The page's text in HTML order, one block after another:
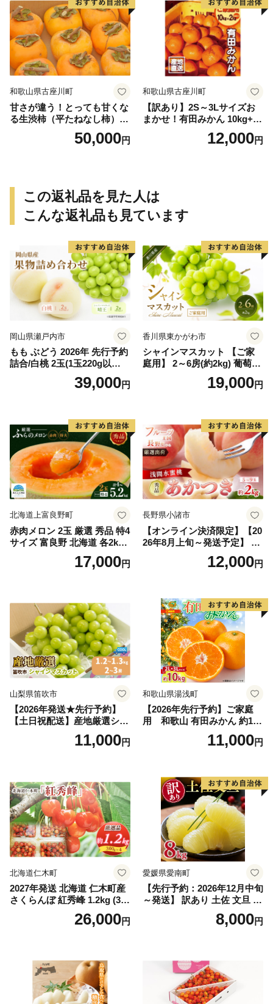
和歌山県古座川町
甘さが違う！とっても甘くな
る生渋柿（平たねなし柿）吊
ップ付約14.5～15kg 約60～
50,000円
和歌山県古座川町
【訳あり】2S～3Lサイズお
まかせ！有田みかん 10kg+2k
g保証分 11月から12月下旬ま
でに順次発送致します。 / 訳
12,000円
この返礼品を見た人は
こんな返礼品も見ています
岡山県瀬戸内市
もも ぶどう 2026年 先行予約
詰合/白桃 2玉(1玉220g以
上)・シャインマスカット 晴
39,000円
香川県東かがわ市
シャインマスカット 【ご家
庭用】 2～6房(約2kg) 葡萄 ぶ
どう ブドウ フルーツ 果物 く
だもの 果実 旬の果物 旬のフ
19,000円
北海道上富良野町
赤肉メロン 2玉 厳選 秀品 特4
サイズ 富良野 北海道 各2kg
～2.6kg 2玉 セット ファーム
富良野 メロン めろん 果物 く
17,000円
長野県小諸市
【オンライン決済限定】【20
26年8月上旬～発送予定】 先
行予約 「浅間水蜜桃プレミ
アム」 もも あかつき 秀品 約
果肉 長野県産 小諸市
12,000円
山梨県笛吹市
【2026年発送★先行予約】
【土日祝配送】産地厳選シャ
インマスカット1.2kg～1.3kg
（2房～3房）※沖縄・離島配
笛吹市 山梨県 フルーツ 果物
ぶどう 葡萄 大粒 シャインマ
スカット おすすめ シャイン
マスカット 贈答 ギフト 産地
笛吹市 シャインマスカット
笛吹 葡萄 国産 ぶどう 人気
国産 1.2kg 先行｜
11,000円
和歌山県湯浅町
【2026年先行予約】ご家庭
用 和歌山 有田みかん 約10k
g (2L、3Lサイズ)【湯浅町】
11,000円
北海道仁木町
2027年発送 北海道 仁木町産
さくらんぼ 紅秀峰 1.2kg (300
g×4パック) Lサイズ以上 旬
桜桃 産地直送 サクランボ チ
26,000円
愛媛県愛南町
【先行予約：2026年12月中旬
～発送】 訳あり 土佐 文旦 8k
g (Mサイズ以上サイズミック
ス) 8000円 わけあり ぶんた
産 農家直送 期間限定 特産品
サイズミックス くらもとフ
ァーム 愛南町 愛媛県
8,000円